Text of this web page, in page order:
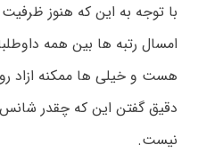
با توجه به این که هنوز ظرفیت
امسال رتبه ها بین همه
هست و خیلی ها ممکنه ازاد
دقیق گفتن این که چقدر شانس
نیست.